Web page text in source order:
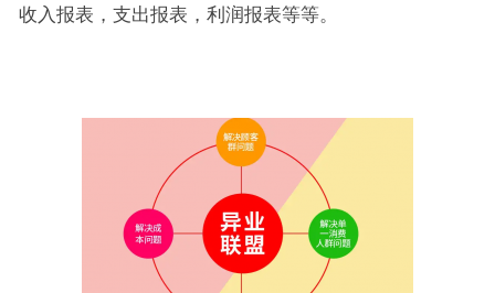
收入报表，支出报表，利润报表等等。